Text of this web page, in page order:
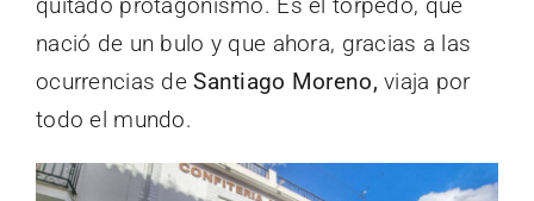
nació de un bulo y que ahora, gracias a las
ocurrencias deSantiago Moreno, viaja por
todo el mundo.